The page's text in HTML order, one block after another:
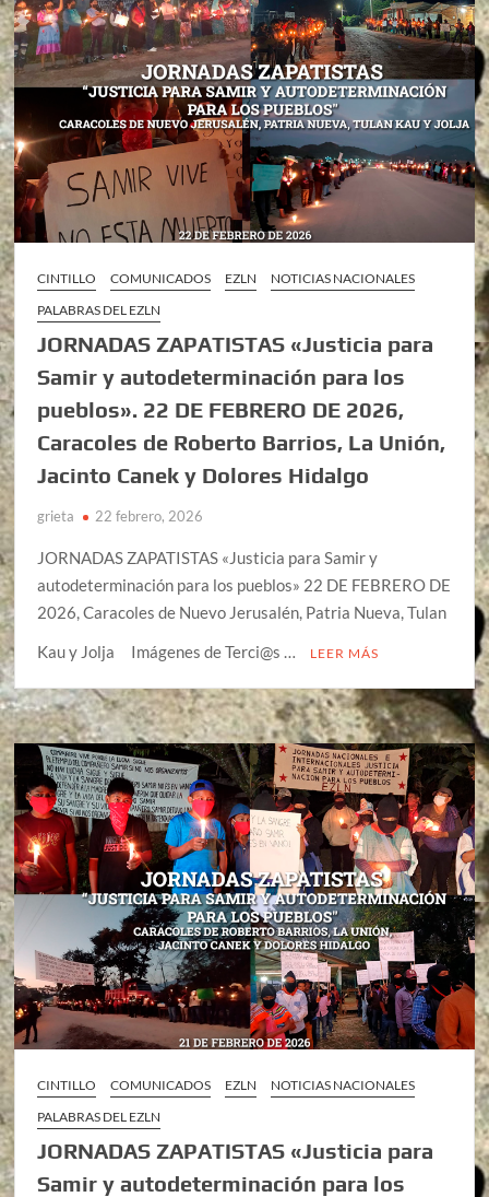
CINTILLO COMUNICADOS EZLN
NOTICIAS NACIONALES
PALABRAS DEL EZLN
JORNADAS ZAPATISTAS «Justicia para
Samir y autodeterminación para los
pueblos». 22 DE FEBRERO DE 2026,
Caracoles de Roberto Barrios, La Unión,
Jacinto Canek y Dolores Hidalgo
grieta 22 febrero, 2026
JORNADAS ZAPATISTAS «Justicia para Samir y
autodeterminación para los pueblos» 22 DE FEBRERO DE
2026, Caracoles de Nuevo Jerusalén, Patria Nueva, Tulan
Kau y Jolja Imágenes de Terci@s …
LEER MÁS
CINTILLO COMUNICADOS EZLN
NOTICIAS NACIONALES
PALABRAS DEL EZLN
JORNADAS ZAPATISTAS «Justicia para
Samir y autodeterminación para los